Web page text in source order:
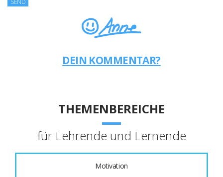
DEIN KOMMENTAR?
THEMENBEREICHE
für Lehrende und Lernende
Motivation